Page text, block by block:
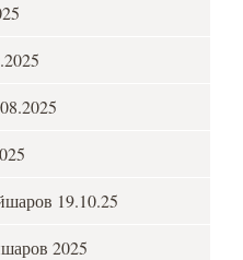
19.10.25
2025